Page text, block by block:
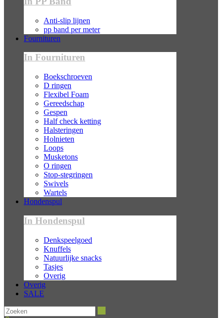
Anti-slip lijnen
pp band per meter
Fournituren
In Fournituren
Boekschroeven
D ringen
Flexibel Foam
Gereedschap
Gespen
Half check ketting
Halsteringen
Holnieten
Loops
Musketons
O ringen
Stop-stegringen
Swivels
Wartels
Hondenspul
In Hondenspul
Denkspeelgoed
Knuffels
Natuurlijke snacks
Tasjes
Overig
Overig
SALE